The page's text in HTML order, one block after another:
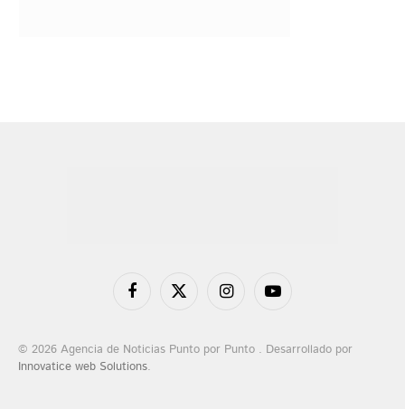
FacebookX
InstagramYouTube
© 2026 Agencia de Noticias Punto por Punto . Desarrollado por
Innovatice web Solutions.